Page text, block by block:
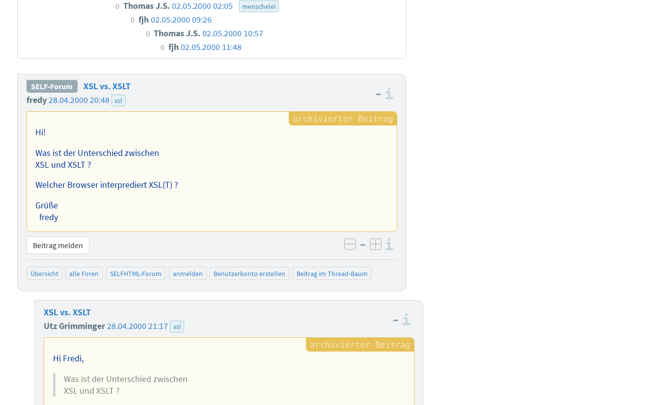
0 Thomas J.S.02.05.2000 02:05 menschelei
0 fjh02.05.2000 09:26
0 Thomas J.S.02.05.2000 10:57
0 fjh02.05.2000 11:48
SELF-Forum
XSL vs. XSLT
fredy28.04.2000 20:48 xsl –
Hi!
Was ist der Unterschied zwischen
XSL und XSLT ?
Welcher Browser interprediert XSL(T) ?
Grüße
fredy
Beitrag melden negativ bewerten
– positiv bewerten
Übersicht alle Foren SELFHTML-Forum anmelden Benutzerkonto erstellen Beitrag im Thread-Baum
XSL vs. XSLT
Utz Grimminger28.04.2000 21:17 xsl –
Hi Fredi,
Was ist der Unterschied zwischen
XSL und XSLT ?